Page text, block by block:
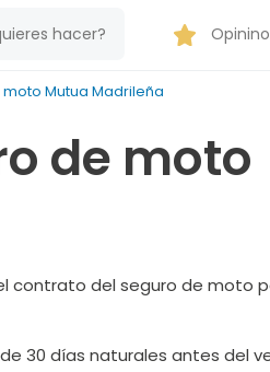
Mutua Madrileña
de moto
contrato del seguro de moto
30 días naturales antes del